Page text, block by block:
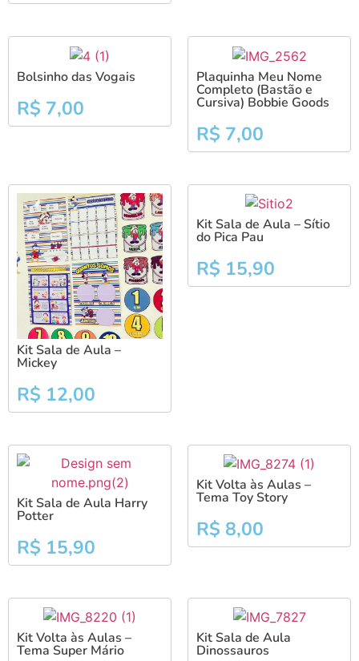
Bolsinho das Vogais
R$ 7,00
Plaquinha Meu Nome
Completo (Bastão e
Cursiva) Bobbie Goods
R$ 7,00
Kit Sala de Aula –
Mickey
R$ 12,00
Kit Sala de Aula – Sítio
do Pica Pau
R$ 15,90
Kit Sala de Aula Harry
Potter
R$ 15,90
Kit Volta às Aulas –
Tema Toy Story
R$ 8,00
Kit Volta às Aulas –
Tema Super Mário
Kit Sala de Aula
Dinossauros